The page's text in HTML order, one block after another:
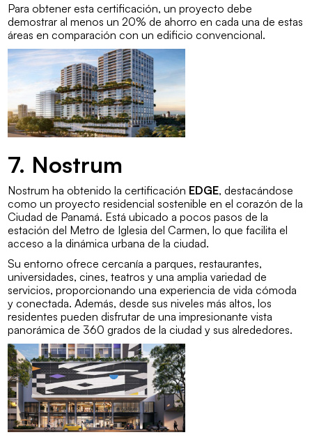
Para obtener esta certificación, un proyecto debe
demostrar al menos un 20% de ahorro en cada una de estas
áreas en comparación con un edificio convencional.
7. Nostrum
Nostrum ha obtenido la certificación EDGE, destacándose
como un proyecto residencial sostenible en el corazón de la
Ciudad de Panamá. Está ubicado a pocos pasos de la
estación del Metro de Iglesia del Carmen, lo que facilita el
acceso a la dinámica urbana de la ciudad.
Su entorno ofrece cercanía a parques, restaurantes,
universidades, cines, teatros y una amplia variedad de
servicios, proporcionando una experiencia de vida cómoda
y conectada. Además, desde sus niveles más altos, los
residentes pueden disfrutar de una impresionante vista
panorámica de 360 grados de la ciudad y sus alrededores.